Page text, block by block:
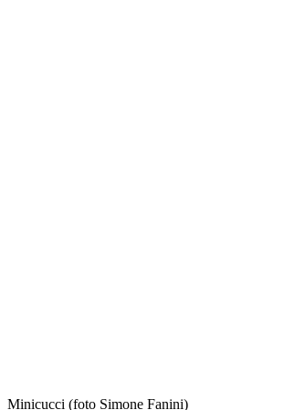
Minicucci (foto Simone Fanini)